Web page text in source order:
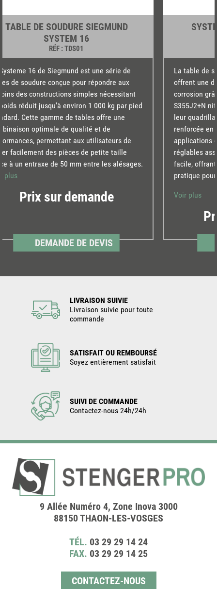
TABLE DE SOUDURE SIEGMUND
SYSTEM 16
RÉF : TDS01
16 de Siegmund est une série de
de soudure conçue pour répondre aux
des constructions simples nécessitant
réduit jusqu'à environ 1 000 kg par pied
Cette gamme de tables offre une
optimale de qualité et de
permettant aux utilisateurs de
facilement des pièces de petite taille
à un entraxe de 50 mm entre les alésages.
plus
Prix sur demande
DEMANDE DE DEVIS
La table de
offrent une
corrosion
S355J2+N
leur
renforcée en
applications
réglables
facile,
pratique
Voir plus
LIVRAISON SUIVIE
Livraison suivie pour toute
commande
SATISFAIT OU REMBOURSÉ
Soyez entièrement satisfait
SUIVI DE COMMANDE
Contactez-nous 24h/24h
9 Allée Numéro 4, Zone Inova 3000
88150 THAON-LES-VOSGES
TÉL. 03 29 29 14 24
FAX. 03 29 29 14 25
CONTACTEZ-NOUS